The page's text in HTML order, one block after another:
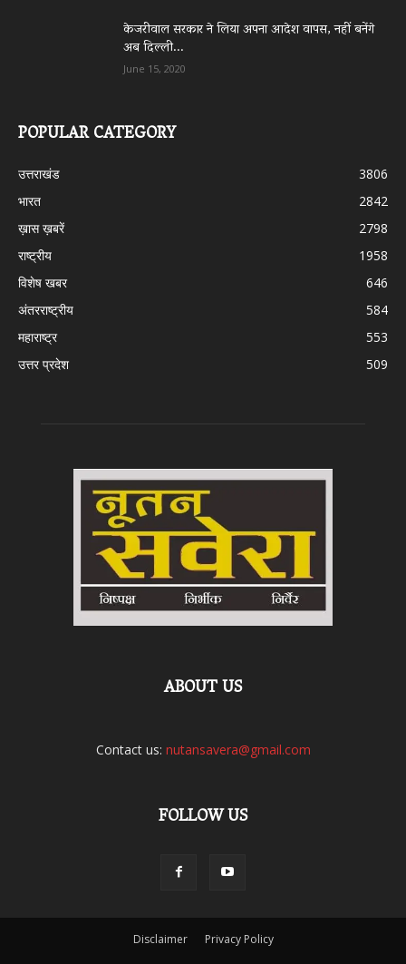
केजरीवाल सरकार ने लिया अपना आदेश वापस, नहीं बनेंगे
अब दिल्ली...
June 15, 2020
POPULAR CATEGORY
उत्तराखंड
3806
भारत
2842
ख़ास ख़बरें
2798
राष्ट्रीय
1958
विशेष खबर
646
अंतरराष्ट्रीय
584
महाराष्ट्र
553
उत्तर प्रदेश
509
ABOUT US
Contact us: nutansavera@gmail.com
FOLLOW US
Disclaimer Privacy Policy